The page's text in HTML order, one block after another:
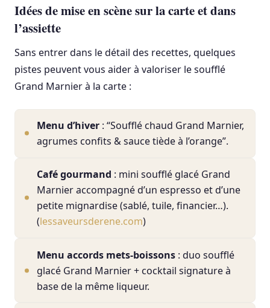
Idées de mise en scène sur la carte et dans
l’assiette
Sans entrer dans le détail des recettes, quelques
pistes peuvent vous aider à valoriser le soufflé
Grand Marnier à la carte :
Menu d’hiver : “Soufflé chaud Grand Marnier,
agrumes confits & sauce tiède à l’orange”.
Café gourmand : mini soufflé glacé Grand
Marnier accompagné d’un espresso et d’une
petite mignardise (sablé, tuile, financier…).
(lessaveursderene.com)
Menu accords mets-boissons : duo soufflé
glacé Grand Marnier + cocktail signature à
base de la même liqueur.